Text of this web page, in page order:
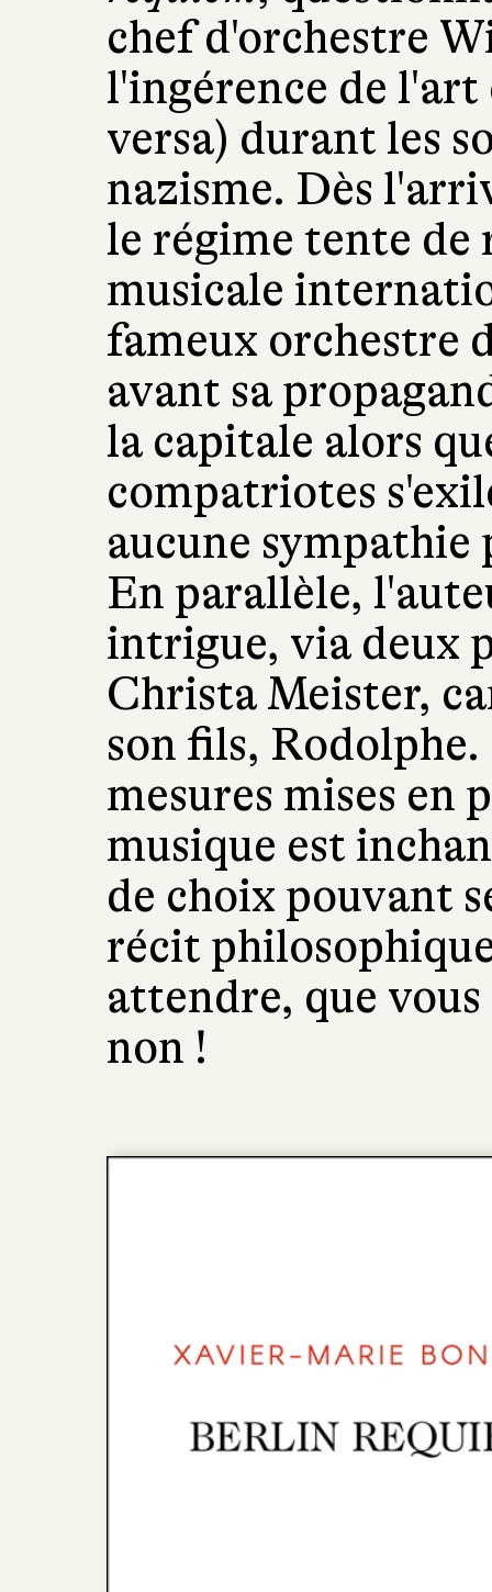
chef d'orchestre
l'ingérence de
versa) durant les
nazisme. Dès
le régime tente de
musicale
fameux orchestre
avant sa
la capitale alors
compatriotes
aucune
En parallèle,
intrigue, via deux
Christa Meister,
son fils,
mesures mises en
musique est
de choix pouvant
récit
attendre, que
non !